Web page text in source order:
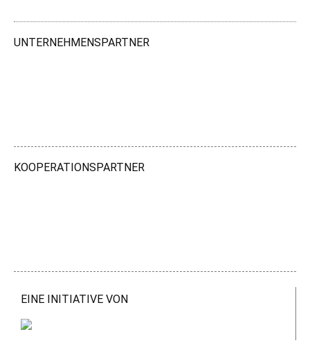
UNTERNEHMENSPARTNER
KOOPERATIONSPARTNER
EINE INITIATIVE VON